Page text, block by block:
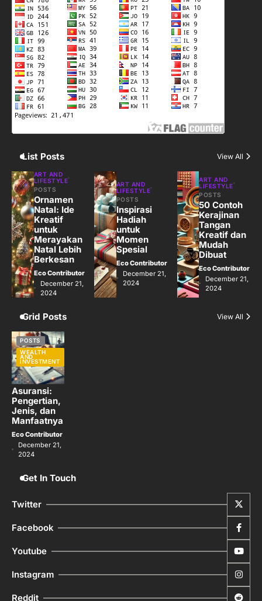
3
Harga Emas Hari Ini: Panduan untuk
Membeli dan Investasi
Eco Contributor
4
Jasa Menulis: Peluang Bisnis Kreatif
5
Jasa Desain: Peluang Usaha Kreatif
di Era Digital
Eco Contributor
List Posts View All
ART AND
LIFESTYLE
POSTS
Ornamen
Natal: Ide
Kreatif
untuk
Merayakan
Natal Lebih
Berkesan
Eco Contributor
December 21,
2024
ART AND
LIFESTYLE
POSTS
Inspirasi
Hadiah
untuk
Momen
Spesial
Eco Contributor
December 21,
2024
ART AND
LIFESTYLE
POSTS
50 Contoh
Kerajinan
Tangan
Kreatif dan
Mudah
Dibuat
Eco Contributor
December 21,
2024
Grid Posts View All
POSTS
WEALTH
AND
INVESTMENT
Asuransi:
Pengertian,
Jenis, dan
Manfaatnya
Eco Contributor
December 21,
2024
Get In Touch
Twitter
Facebook
Youtube
Instagram
Reddit